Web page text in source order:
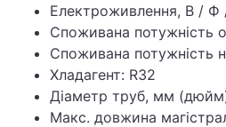
Електроживлення, В / Ф
Споживана потужність
Споживана потужність
Хладагент: R32
Діаметр труб, мм
Макс. довжина